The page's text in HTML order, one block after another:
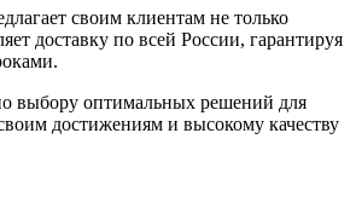
своим клиентам не только
доставку по всей России, гарантируя
выбору оптимальных решений для
достижениям и высокому качеству